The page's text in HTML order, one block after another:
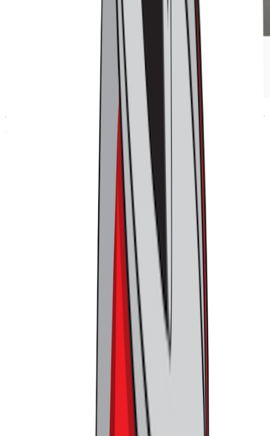
무신사 홍대처럼 QR코드를 이렇게까지나 활용한 사례는 찾아
그간 우리는 온/오프라인을 통합한 경험을 제공하겠다는 많은
공간들을 봐왔습니다. 하지만 막상 QR 등을 통해 적극적으로
이를 활용하는 이들을 만나기란 결코 쉽지 않았습니다. 하지만
무신사 홍대는 확실히 달랐습니다. 10명 중 2~3명 정도는 QR
을 찍고, 무신사 스토어의 상품 정보를 같이 봐가며 옷을 고르
이들을 움직인 결정적인 트리거는 아이러니하
무신사 스토어의 특징은 고객 등급 별로
조금씩 혜택의 크기가 달라지고, 이에 따라 가격 역시 상이하
다는 건데요. 무신사는 이를 정확히 동일하게 오프라인에도 적
이와 같은 온/오프라인 통합 가격은 얼핏 보기엔 쉬워 보일 수
있지만, 운영 측면에서 상당히 도전적인 일입니다. 수시로 변
하는 온라인 가격을 오프라인에서 표기하는 것도, 또한 분리된
채널에서 동일한 가격으로 판매하도록 브랜드를 설득하는 것
모두가 쉽지 않거든요. 더욱이 무신사는 블랙프라이데이 같이
대규모 할인 행사에서도, 동일한 가격이 적용되도록 하는 정성
을 보였습니다. 덕분에 고객은 무신사의 특별한 가격 제안을